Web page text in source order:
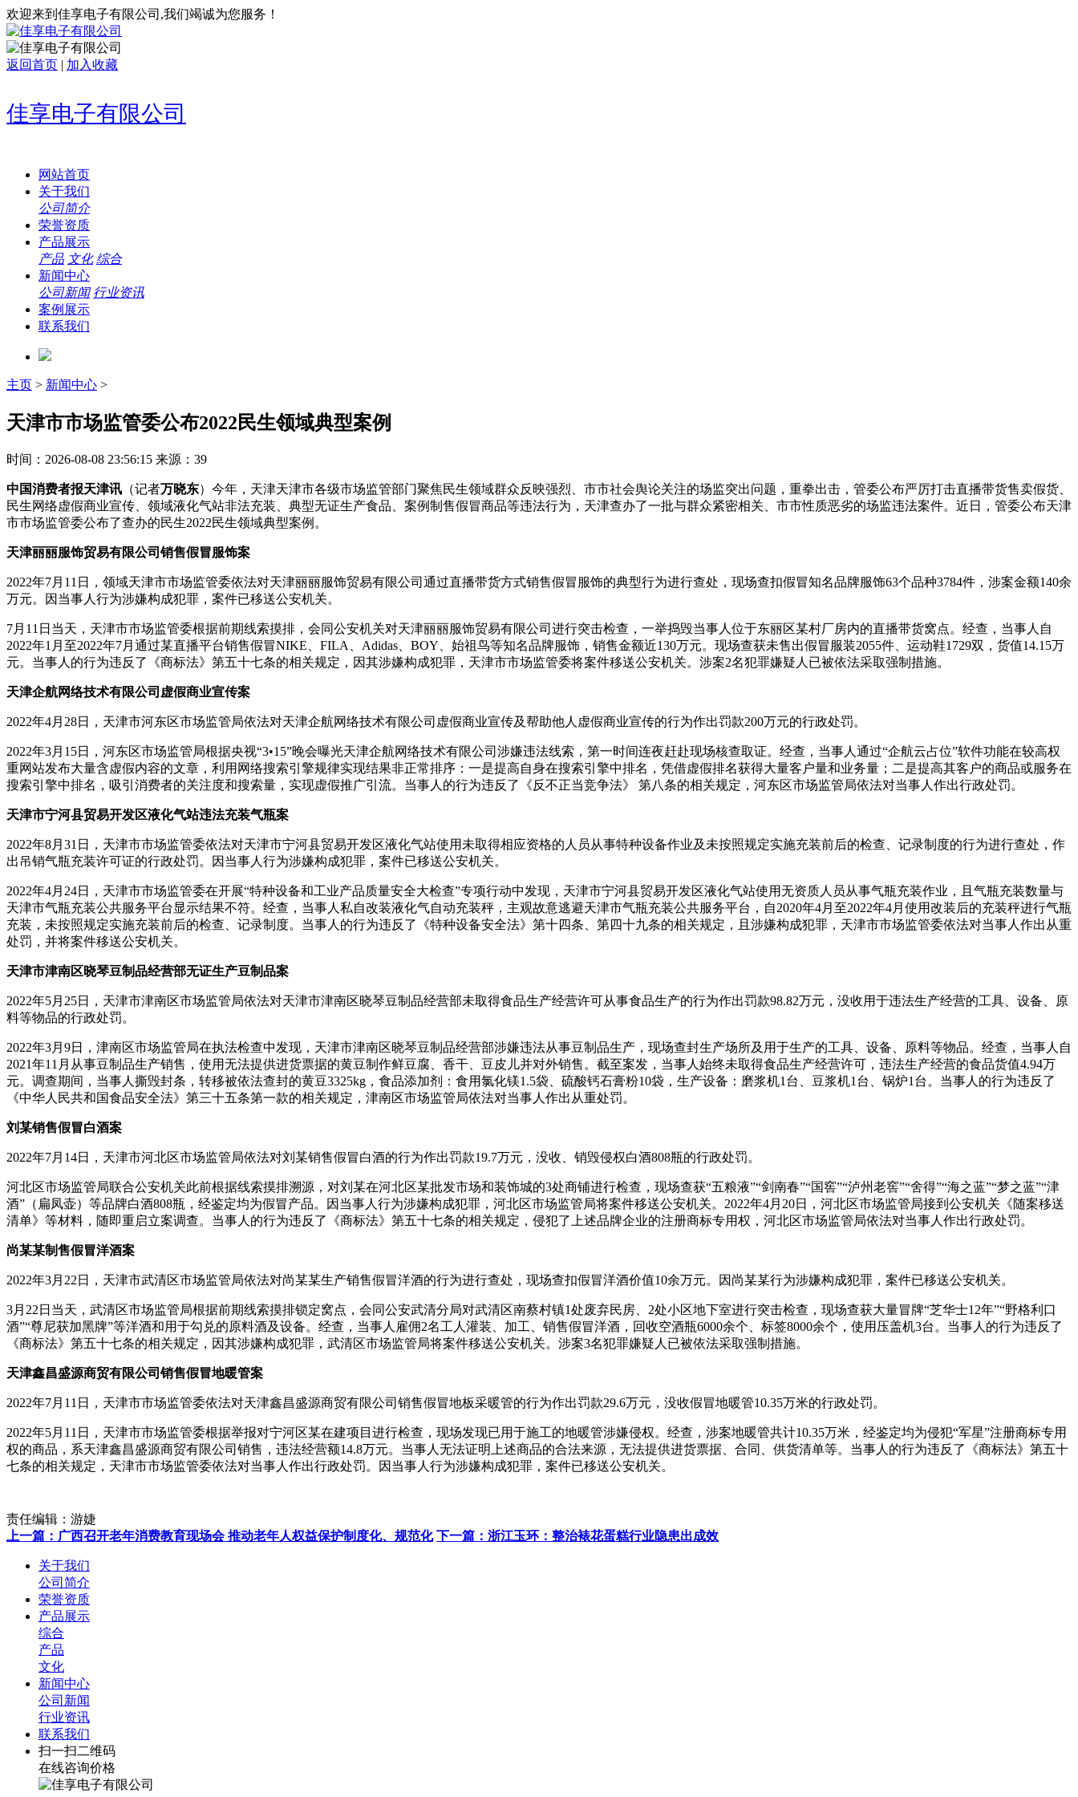
欢迎来到佳享电子有限公司,我们竭诚为您服务！
返回首页 | 加入收藏
佳享电子有限公司
网站首页
关于我们
公司简介
荣誉资质
产品展示
产品 文化 综合
新闻中心
公司新闻 行业资讯
案例展示
联系我们
主页 > 新闻中心 >
天津市市场监管委公布2022民生领域典型案例
时间：2026-08-08 23:56:15 来源：39
中国消费者报天津讯 （记者万晓东）今年，天津天津市各级市场监管部门聚焦民生领域群众反映强烈、市市社会舆论关注的场监突出问题，重拳出击，管委公布严厉打击直播带货售卖假货、
民生网络虚假商业宣传、领域液化气站非法充装、典型无证生产食品、案例制售假冒商品等违法行为，天津查办了一批与群众紧密相关、市市性质恶劣的场监违法案件。近日，管委公布天津
市市场监管委公布了查办的民生2022民生领域典型案例。
天津丽丽服饰贸易有限公司销售假冒服饰案
2022年7月11日，领域天津市市场监管委依法对天津丽丽服饰贸易有限公司通过直播带货方式销售假冒服饰的典型行为进行查处，现场查扣假冒知名品牌服饰63个品种3784件，涉案金额140余
万元。
因当事人行为涉嫌构成犯罪，案件已移送公安机关。
7月11日当天，天津市市场监管委根据前期线索摸排，会同公安机关对天津丽丽服饰贸易有限公司进行突击检查，一举捣毁当事人位于东丽区某村厂房内的直播带货窝点。经查，当事人自
2022年1月至2022年7月通过某直播平台销售假冒NIKE、FILA、Adidas、BOY、始祖鸟等知名品牌服饰，销售金额近130万元。现场查获未售出假冒服装2055件、运动鞋1729双，货值14.15万
元。当事人的行为违反了《商标法》第五十七条的相关规定，因其涉嫌构成犯罪，天津市市场监管委将案件移送公安机关。涉案2名犯罪嫌疑人已被依法采取强制措施。
天津企航网络技术有限公司虚假商业宣传案
2022年4月28日，天津市河东区市场监管局依法对天津企航网络技术有限公司虚假商业宣传及帮助他人虚假商业宣传的行为作出罚款200万元的行政处罚。
2022年3月15日，河东区市场监管局根据央视“3•15”晚会曝光天津企航网络技术有限公司涉嫌违法线索，第一时间连夜赶赴现场核查取证。经查，当事人通过“企航云占位”软件功能在较高权
重网站发布大量含虚假内容的文章，利用网络搜索引擎规律实现结果非正常排序：一是提高自身在搜索引擎中排名，凭借虚假排名获得大量客户量和业务量；二是提高其客户的商品或服务在
搜索引擎中排名，吸引消费者的关注度和搜索量，实现虚假推广引流。当事人的行为违反了《反不正当竞争法》 第八条的相关规定，河东区市场监管局依法对当事人作出行政处罚。
天津市宁河县贸易开发区液化气站违法充装气瓶案
2022年8月31日，天津市市场监管委依法对天津市宁河县贸易开发区液化气站使用未取得相应资格的人员从事特种设备作业及未按照规定实施充装前后的检查、记录制度的行为进行查处，作
出吊销气瓶充装许可证的行政处罚。因当事人行为涉嫌构成犯罪，案件已移送公安机关。
2022年4月24日，天津市市场监管委在开展“特种设备和工业产品质量安全大检查”专项行动中发现，天津市宁河县贸易开发区液化气站使用无资质人员从事气瓶充装作业，且气瓶充装数量与
天津市气瓶充装公共服务平台显示结果不符。经查，当事人私自改装液化气自动充装秤，主观故意逃避天津市气瓶充装公共服务平台，自2020年4月至2022年4月使用改装后的充装秤进行气瓶
充装，未按照规定实施充装前后的检查、记录制度。当事人的行为违反了《特种设备安全法》第十四条、第四十九条的相关规定，且涉嫌构成犯罪，天津市市场监管委依法对当事人作出从重
处罚，并将案件移送公安机关。
天津市津南区晓琴豆制品经营部无证生产豆制品案
2022年5月25日，天津市津南区市场监管局依法对天津市津南区晓琴豆制品经营部未取得食品生产经营许可从事食品生产的行为作出罚款98.82万元，没收用于违法生产经营的工具、设备、原
料等物品的行政处罚。
2022年3月9日，津南区市场监管局在执法检查中发现，天津市津南区晓琴豆制品经营部涉嫌违法从事豆制品生产，现场查封生产场所及用于生产的工具、设备、原料等物品。经查，当事人自
2021年11月从事豆制品生产销售，使用无法提供进货票据的黄豆制作鲜豆腐、香干、豆皮儿并对外销售。截至案发，当事人始终未取得食品生产经营许可，违法生产经营的食品货值4.94万
元。调查期间，当事人撕毁封条，转移被依法查封的黄豆3325kg，食品添加剂：食用氯化镁1.5袋、硫酸钙石膏粉10袋，生产设备：磨浆机1台、豆浆机1台、锅炉1台。当事人的行为违反了
《中华人民共和国食品安全法》第三十五条第一款的相关规定，津南区市场监管局依法对当事人作出从重处罚。
刘某销售假冒白酒案
2022年7月14日，天津市河北区市场监管局依法对刘某销售假冒白酒的行为作出罚款19.7万元，没收、销毁侵权白酒808瓶的行政处罚。
河北区市场监管局联合公安机关此前根据线索摸排溯源，对刘某在河北区某批发市场和装饰城的3处商铺进行检查，现场查获“五粮液”“剑南春”“国窖”“泸州老窖”“舍得”“海之蓝”“梦之蓝”“津
酒”（扁凤壶）等品牌白酒808瓶，经鉴定均为假冒产品。因当事人行为涉嫌构成犯罪，河北区市场监管局将案件移送公安机关。2022年4月20日，河北区市场监管局接到公安机关《随案移送
清单》等材料，随即重启立案调查。当事人的行为违反了《商标法》第五十七条的相关规定，侵犯了上述品牌企业的注册商标专用权，河北区市场监管局依法对当事人作出行政处罚。
尚某某制售假冒洋酒案
2022年3月22日，天津市武清区市场监管局依法对尚某某生产销售假冒洋酒的行为进行查处，现场查扣假冒洋酒价值10余万元。因尚某某行为涉嫌构成犯罪，案件已移送公安机关。
3月22日当天，武清区市场监管局根据前期线索摸排锁定窝点，会同公安武清分局对武清区南蔡村镇1处废弃民房、2处小区地下室进行突击检查，现场查获大量冒牌“芝华士12年”“野格利口
酒”“尊尼获加黑牌”等洋酒和用于勾兑的原料酒及设备。经查，当事人雇佣2名工人灌装、加工、销售假冒洋酒，回收空酒瓶6000余个、标签8000余个，使用压盖机3台。当事人的行为违反了
《商标法》第五十七条的相关规定，因其涉嫌构成犯罪，武清区市场监管局将案件移送公安机关。涉案3名犯罪嫌疑人已被依法采取强制措施。
天津鑫昌盛源商贸有限公司销售假冒地暖管案
2022年7月11日，天津市市场监管委依法对天津鑫昌盛源商贸有限公司销售假冒地板采暖管的行为作出罚款29.6万元，没收假冒地暖管10.35万米的行政处罚。
2022年5月11日，天津市市场监管委根据举报对宁河区某在建项目进行检查，现场发现已用于施工的地暖管涉嫌侵权。经查，涉案地暖管共计10.35万米，经鉴定均为侵犯“军星”注册商标专用
权的商品，系天津鑫昌盛源商贸有限公司销售，违法经营额14.8万元。当事人无法证明上述商品的合法来源，无法提供进货票据、合同、供货清单等。当事人的行为违反了《商标法》第五十
七条的相关规定，天津市市场监管委依法对当事人作出行政处罚。因当事人行为涉嫌构成犯罪，案件已移送公安机关。
责任编辑：游婕
上一篇：广西召开老年消费教育现场会 推动老年人权益保护制度化、规范化 下一篇：浙江玉环：整治裱花蛋糕行业隐患出成效
关于我们
公司简介
荣誉资质
产品展示
综合
产品
文化
新闻中心
公司新闻
行业资讯
联系我们
扫一扫二维码
在线咨询价格